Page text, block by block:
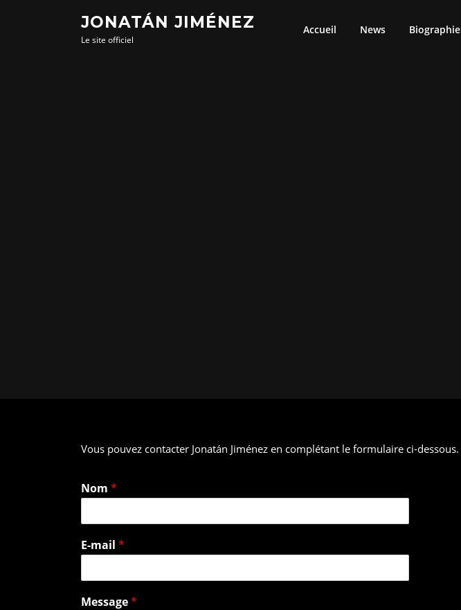
JONATÁN JIMÉNEZ
Le site officiel
Accueil News Biographie
Vous pouvez contacter Jonatán Jiménez en complétant le formulaire ci-dessous.
Nom *
E-mail *
Message*